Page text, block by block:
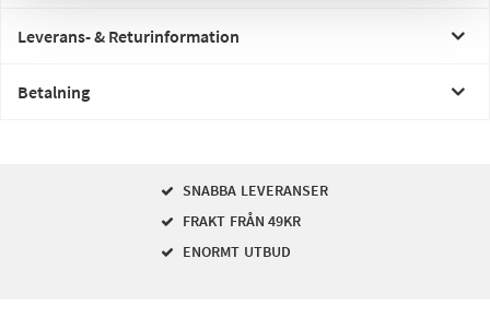
Leverans- & Returinformation
Betalning
SNABBA LEVERANSER
FRAKT FRÅN 49KR
ENORMT UTBUD